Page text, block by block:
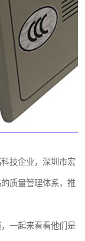
技企业，深圳市宏
质量管理体系，推
一起来看看他们是